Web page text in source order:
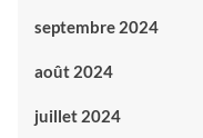
septembre 2024
août 2024
juillet 2024